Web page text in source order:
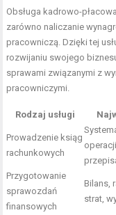
Obsługa kadrowo-
zarówno naliczanie
pracowniczą. Dzięki tej
rozwijaniu swojego
sprawami związanymi z
pracowniczymi.
Rodzaj usługi
Prowadzenie ksiąg
rachunkowych
Przygotowanie
sprawozdań
finansowych
Bilans,
strat,